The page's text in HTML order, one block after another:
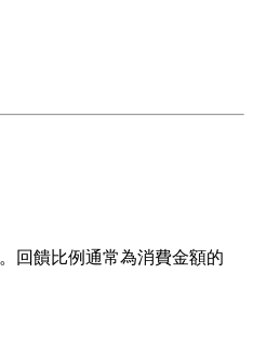
回饋比例通常為消費金額的